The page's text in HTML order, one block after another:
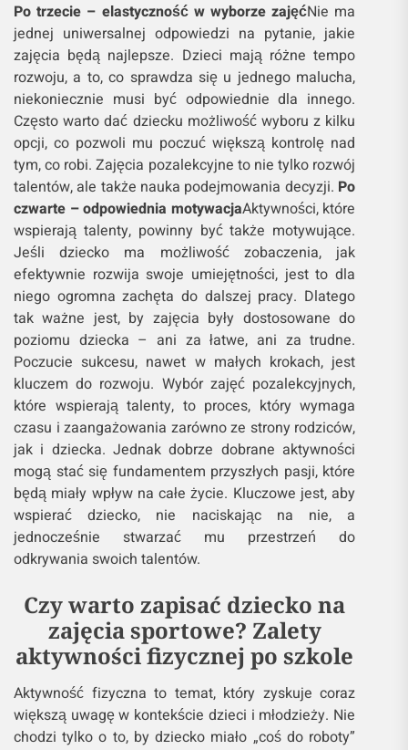
Po trzecie – elastyczność w wyborze zajęćNie ma
jednej uniwersalnej odpowiedzi na pytanie, jakie
zajęcia będą najlepsze. Dzieci mają różne tempo
rozwoju, a to, co sprawdza się u jednego malucha,
niekoniecznie musi być odpowiednie dla innego.
Często warto dać dziecku możliwość wyboru z kilku
opcji, co pozwoli mu poczuć większą kontrolę nad
tym, co robi. Zajęcia pozalekcyjne to nie tylko rozwój
talentów, ale także nauka podejmowania decyzji. Po
czwarte – odpowiednia motywacjaAktywności, które
wspierają talenty, powinny być także motywujące.
Jeśli dziecko ma możliwość zobaczenia, jak
efektywnie rozwija swoje umiejętności, jest to dla
niego ogromna zachęta do dalszej pracy. Dlatego
tak ważne jest, by zajęcia były dostosowane do
poziomu dziecka – ani za łatwe, ani za trudne.
Poczucie sukcesu, nawet w małych krokach, jest
kluczem do rozwoju. Wybór zajęć pozalekcyjnych,
które wspierają talenty, to proces, który wymaga
czasu i zaangażowania zarówno ze strony rodziców,
jak i dziecka. Jednak dobrze dobrane aktywności
mogą stać się fundamentem przyszłych pasji, które
będą miały wpływ na całe życie. Kluczowe jest, aby
wspierać dziecko, nie naciskając na nie, a
jednocześnie stwarzać mu przestrzeń do
odkrywania swoich talentów.
Czy warto zapisać dziecko na
zajęcia sportowe? Zalety
aktywności fizycznej po szkole
Aktywność fizyczna to temat, który zyskuje coraz
większą uwagę w kontekście dzieci i młodzieży. Nie
chodzi tylko o to, by dziecko miało „coś do roboty”